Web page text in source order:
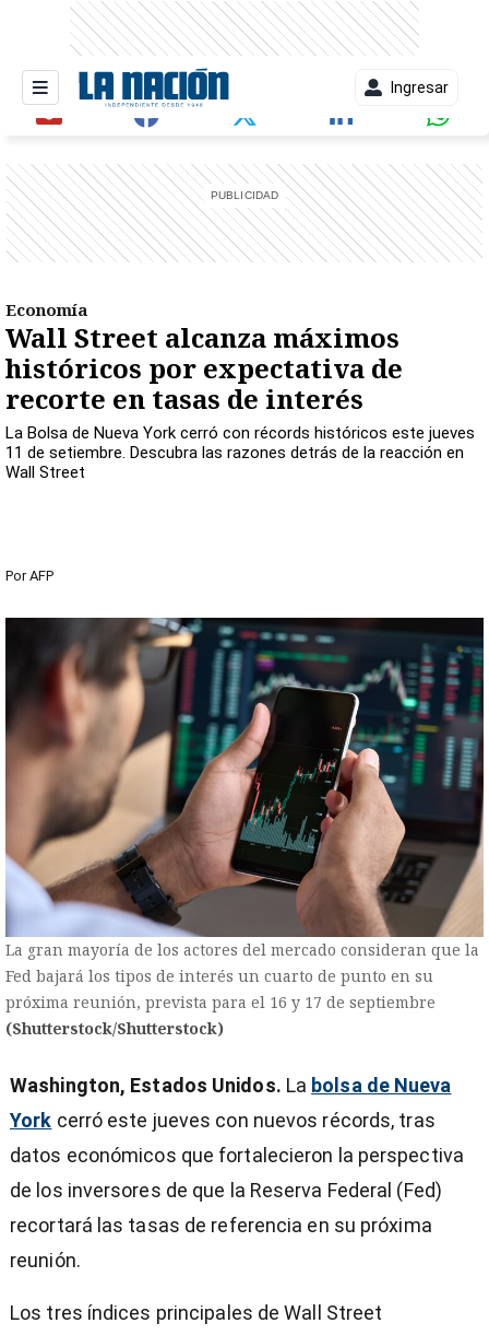
Ingresar
Economía
Wall Street alcanza máximos
históricos por expectativa de
recorte en tasas de interés
La Bolsa de Nueva York cerró con récords históricos este jueves
11 de setiembre. Descubra las razones detrás de la reacción en
Wall Street
Por AFP
La gran mayoría de los actores del mercado consideran que la
Fed bajará los tipos de interés un cuarto de punto en su
próxima reunión, prevista para el 16 y 17 de septiembre
(Shutterstock/Shutterstock)
Washington, Estados Unidos. La bolsa de Nueva
York cerró este jueves con nuevos récords, tras
datos económicos que fortalecieron la perspectiva
de los inversores de que la Reserva Federal (Fed)
recortará las tasas de referencia en su próxima
reunión.
Los tres índices principales de Wall Street